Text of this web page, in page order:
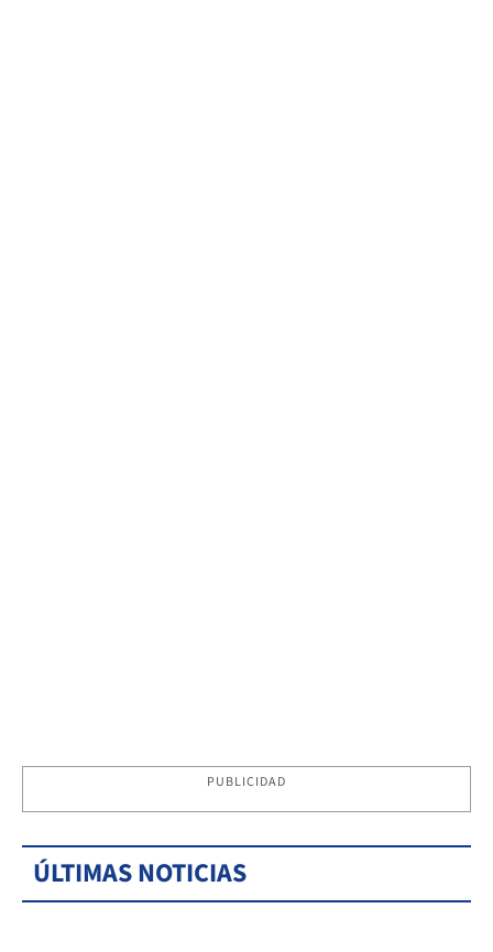
PUBLICIDAD
ÚLTIMAS NOTICIAS